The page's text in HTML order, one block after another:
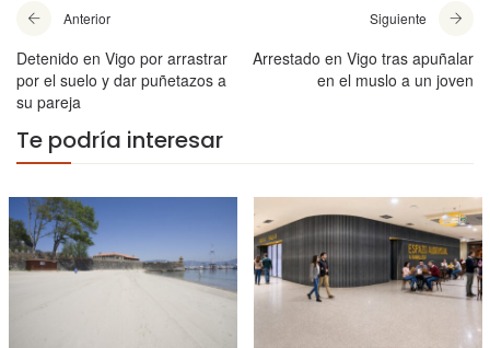
Anterior
Detenido en Vigo por arrastrar
por el suelo y dar puñetazos a
su pareja
Siguiente
Arrestado en Vigo tras apuñalar
en el muslo a un joven
Te podría interesar